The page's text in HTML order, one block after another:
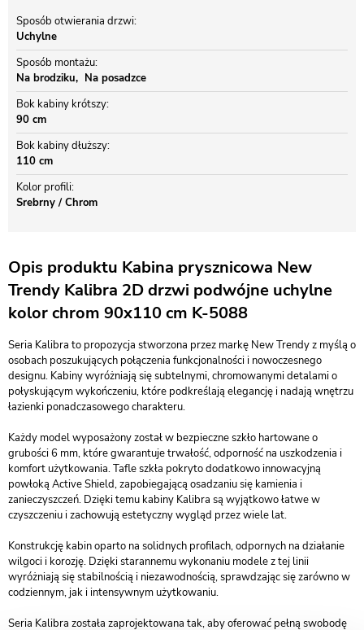
Sposób otwierania drzwi
Uchylne
Sposób montażu
Na brodziku
Na posadzce
Bok kabiny krótszy
90 cm
Bok kabiny dłuższy
110 cm
Kolor profili
Srebrny / Chrom
Opis produktu Kabina prysznicowa New
Trendy Kalibra 2D drzwi podwójne uchylne
kolor chrom 90x110 cm K-5088
Seria Kalibra to propozycja stworzona przez markę New Trendy z myślą o
osobach poszukujących połączenia funkcjonalności i nowoczesnego
designu. Kabiny wyróżniają się subtelnymi, chromowanymi detalami o
połyskującym wykończeniu, które podkreślają elegancję i nadają wnętrzu
łazienki ponadczasowego charakteru.
Każdy model wyposażony został w bezpieczne szkło hartowane o
grubości 6 mm, które gwarantuje trwałość, odporność na uszkodzenia i
komfort użytkowania. Tafle szkła pokryto dodatkowo innowacyjną
powłoką Active Shield, zapobiegającą osadzaniu się kamienia i
zanieczyszczeń. Dzięki temu kabiny Kalibra są wyjątkowo łatwe w
czyszczeniu i zachowują estetyczny wygląd przez wiele lat.
Konstrukcję kabin oparto na solidnych profilach, odpornych na działanie
wilgoci i korozję. Dzięki starannemu wykonaniu modele z tej linii
wyróżniają się stabilnością i niezawodnością, sprawdzając się zarówno w
codziennym, jak i intensywnym użytkowaniu.
Seria Kalibra została zaprojektowana tak, aby oferować pełną swobodę